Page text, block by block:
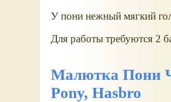
У пони нежный мягкий
Для работы требуются 2
Малютка Пони
Pony, Hasbro